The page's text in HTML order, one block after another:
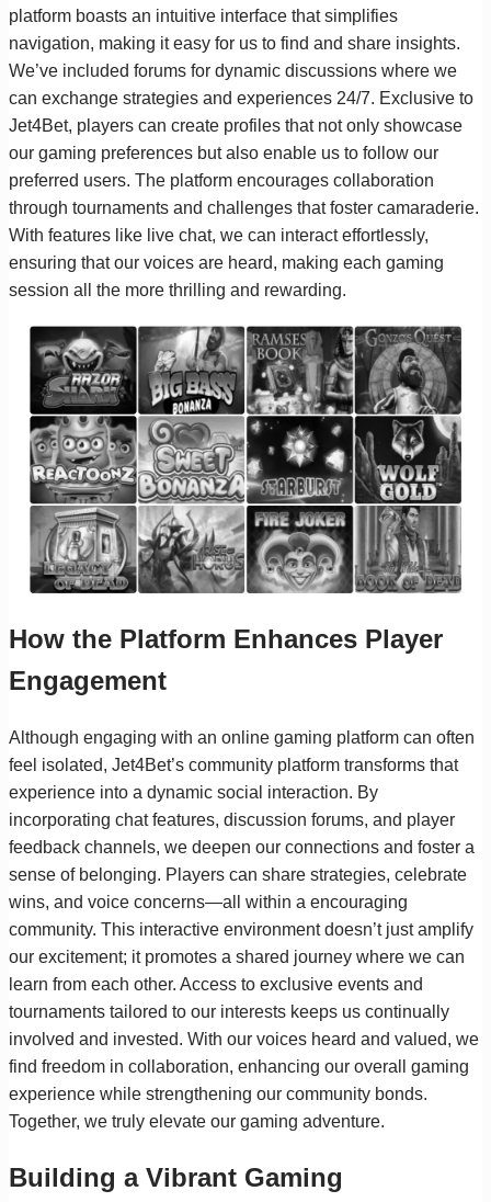
platform boasts an intuitive interface that simplifies
navigation, making it easy for us to find and share insights.
We’ve included forums for dynamic discussions where we
can exchange strategies and experiences 24/7. Exclusive to
Jet4Bet, players can create profiles that not only showcase
our gaming preferences but also enable us to follow our
preferred users. The platform encourages collaboration
through tournaments and challenges that foster camaraderie.
With features like live chat, we can interact effortlessly,
ensuring that our voices are heard, making each gaming
session all the more thrilling and rewarding.
How the Platform Enhances Player
Engagement
Although engaging with an online gaming platform can often
feel isolated, Jet4Bet’s community platform transforms that
experience into a dynamic social interaction. By
incorporating chat features, discussion forums, and player
feedback channels, we deepen our connections and foster a
sense of belonging. Players can share strategies, celebrate
wins, and voice concerns—all within a encouraging
community. This interactive environment doesn’t just amplify
our excitement; it promotes a shared journey where we can
learn from each other. Access to exclusive events and
tournaments tailored to our interests keeps us continually
involved and invested. With our voices heard and valued, we
find freedom in collaboration, enhancing our overall gaming
experience while strengthening our community bonds.
Together, we truly elevate our gaming adventure.
Building a Vibrant Gaming